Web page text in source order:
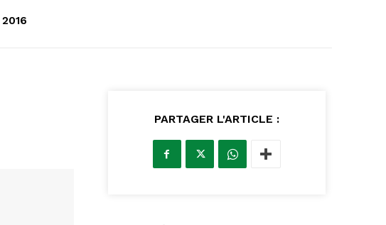
PARTAGER L'ARTICLE :